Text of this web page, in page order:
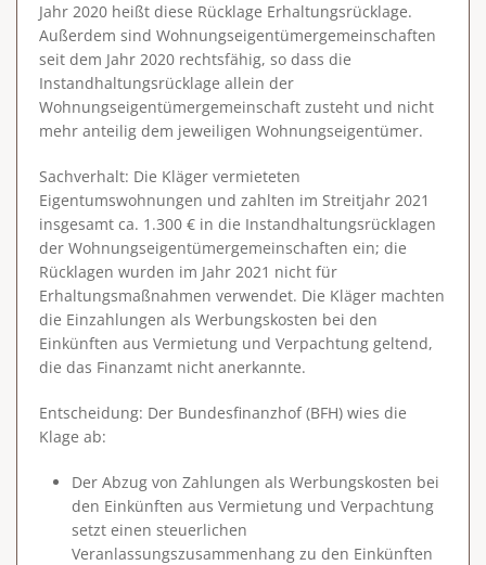
Jahr 2020 heißt diese Rücklage Erhaltungsrücklage.
Außerdem sind Wohnungseigentümergemeinschaften
seit dem Jahr 2020 rechtsfähig, so dass die
Instandhaltungsrücklage allein der
Wohnungseigentümergemeinschaft zusteht und nicht
mehr anteilig dem jeweiligen Wohnungseigentümer.
Sachverhalt: Die Kläger vermieteten
Eigentumswohnungen und zahlten im Streitjahr 2021
insgesamt ca. 1.300 € in die Instandhaltungsrücklagen
der Wohnungseigentümergemeinschaften ein; die
Rücklagen wurden im Jahr 2021 nicht für
Erhaltungsmaßnahmen verwendet. Die Kläger machten
die Einzahlungen als Werbungskosten bei den
Einkünften aus Vermietung und Verpachtung geltend,
die das Finanzamt nicht anerkannte.
Entscheidung: Der Bundesfinanzhof (BFH) wies die
Klage ab:
Der Abzug von Zahlungen als Werbungskosten bei
den Einkünften aus Vermietung und Verpachtung
setzt einen steuerlichen
Veranlassungszusammenhang zu den Einkünften